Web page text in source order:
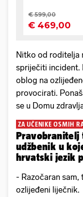
Nitko od roditelja
spriječiti incident.
oblog na
provocirati.
se u Domu
ZA UČENIKE OSMIH
Pravobranitelj
udžbenik u
hrvatski jezik
- Razočaran
ozlijeđeni liječnik.